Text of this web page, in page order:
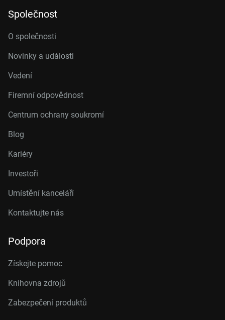
Společnost
O společnosti
Novinky a události
Vedení
Firemní odpovědnost
Centrum ochrany soukromí
Blog
Kariéry
Investoři
Umístění kanceláří
Kontaktujte nás
Podpora
Získejte pomoc
Knihovna zdrojů
Zabezpečení produktů